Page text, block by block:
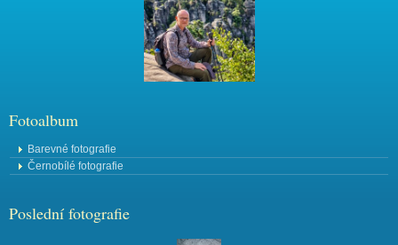
Fotoalbum
Barevné fotografie
Černobílé fotografie
Poslední fotografie